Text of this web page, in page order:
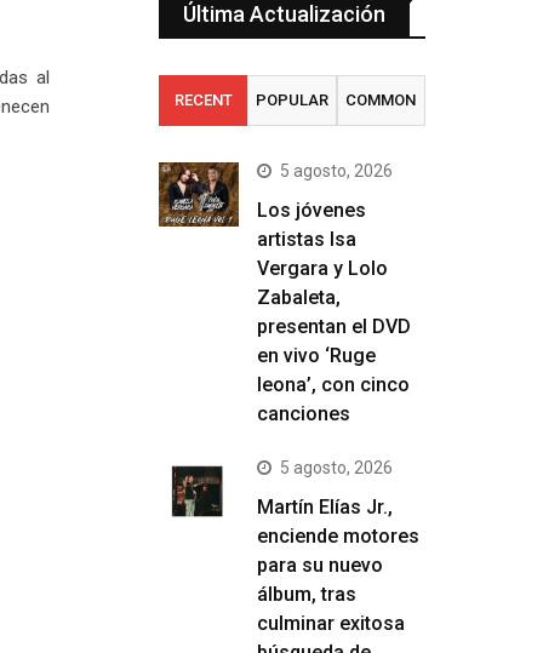
al
Última Actualización
RECENT POPULAR COMMON
5 agosto, 2026
Los jóvenes
artistas Isa
Vergara y Lolo
Zabaleta,
presentan el DVD
en vivo ‘Ruge
leona’, con cinco
canciones
5 agosto, 2026
Martín Elías Jr.,
enciende motores
para su nuevo
álbum, tras
culminar exitosa